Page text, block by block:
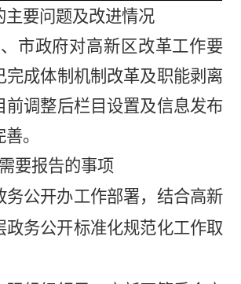
主要问题及改进情况
市政府对高新区改革工作要
完成体制机制改革及职能剥离
前调整后栏目设置及信息发布
善。
要报告的事项
务公开办工作部署，结合高新
政务公开标准化规范化工作取